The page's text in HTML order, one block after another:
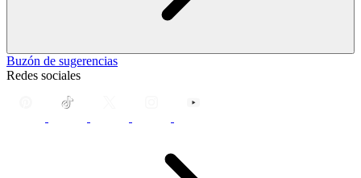
Buzón de sugerencias
Redes sociales